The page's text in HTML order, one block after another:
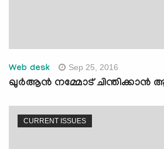
Web desk Sep 25, 2016
ഖുര്‍ആന്‍ നമ്മോട് ചിന്തിക്കാന്‍
CURRENT ISSUES